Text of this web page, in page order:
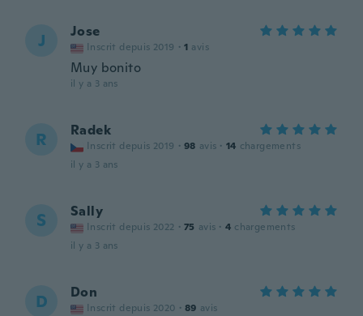
J Jose
Inscrit depuis 2019 · 1 avis
Muy bonito
il y a 3 ans
R Radek
Inscrit depuis 2019 · 98 avis · 14 chargements
il y a 3 ans
S Sally
Inscrit depuis 2022 · 75 avis · 4 chargements
il y a 3 ans
D Don
Inscrit depuis 2020 · 89 avis